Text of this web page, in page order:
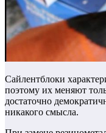
Сайлентблоки
поэтому их меняют
достаточно
никакого смысла.